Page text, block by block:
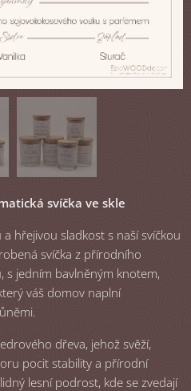
svíčka ve skle
hřejivou sladkost s naší svíčkou
svíčka z přírodního
s jedním bavlněným knotem,
váš domov naplní
dřeva, jehož svěží,
pocit stability a přírodní
lesní podrost, kde se zvedají